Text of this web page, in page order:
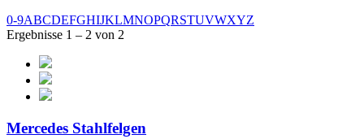
0-9ABCDEFGHIJKLMNOPQRSTUVWXYZ
Ergebnisse 1 – 2 von 2
Mercedes Stahlfelgen